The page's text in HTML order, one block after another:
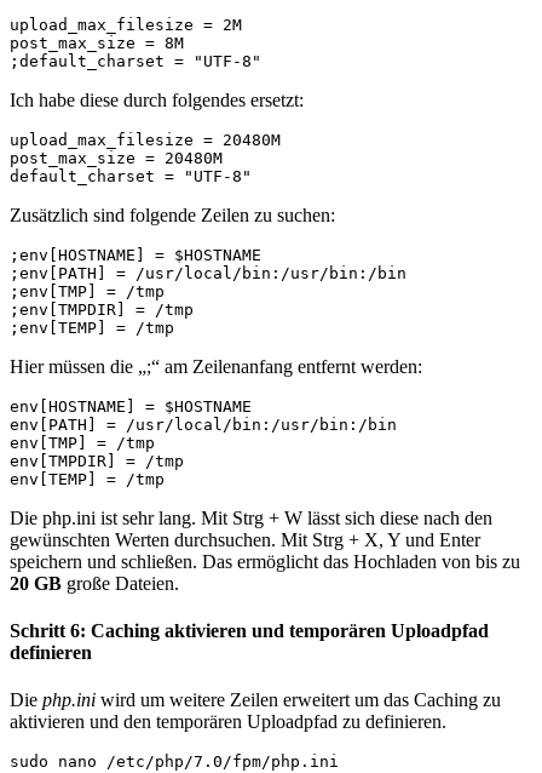
upload_max_filesize = 2M
post_max_size = 8M
;default_charset = "UTF-8"
Ich habe diese durch folgendes ersetzt:
upload_max_filesize = 20480M
post_max_size = 20480M
default_charset = "UTF-8"
Zusätzlich sind folgende Zeilen zu suchen:
;env[HOSTNAME] = $HOSTNAME
;env[PATH] = /usr/local/bin:/usr/bin:/bin
;env[TMP] = /tmp
;env[TMPDIR] = /tmp
;env[TEMP] = /tmp
Hier müssen die „;“ am Zeilenanfang entfernt werden:
env[HOSTNAME] = $HOSTNAME
env[PATH] = /usr/local/bin:/usr/bin:/bin
env[TMP] = /tmp
env[TMPDIR] = /tmp
env[TEMP] = /tmp
Die php.ini ist sehr lang. Mit Strg + W lässt sich diese nach den
gewünschten Werten durchsuchen. Mit Strg + X, Y und Enter
speichern und schließen. Das ermöglicht das Hochladen von bis zu
20 GB große Dateien.
Schritt 6: Caching aktivieren und temporären Uploadpfad
definieren
Die php.ini wird um weitere Zeilen erweitert um das Caching zu
aktivieren und den temporären Uploadpfad zu definieren.
sudo nano /etc/php/7.0/fpm/php.ini